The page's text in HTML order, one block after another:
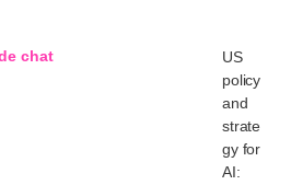
chat
US
policy
and
strate
gy for
AI: